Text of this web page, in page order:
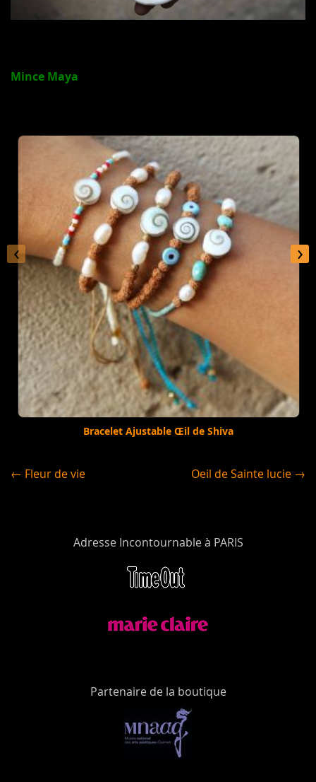
Mince Maya
Bracelet Ajustable Œil de Shiva
‹ ›
← Fleur de vie Oeil de Sainte lucie →
Adresse Incontournable à PARIS
Partenaire de la boutique